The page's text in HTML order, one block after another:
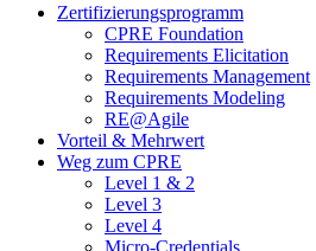
Zertifizierungs­programm
CPRE Foundation
Requirements Elicitation
Requirements Management
Requirements Modeling
RE@Agile
Vorteil & Mehrwert
Weg zum CPRE
Level 1 & 2
Level 3
Level 4
Micro-Credentials